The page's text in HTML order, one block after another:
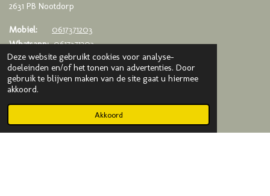
Deze website gebruikt cookies voor analyse-
doeleinden en/of het tonen van advertenties. Door
gebruik te blijven maken van de site gaat u hiermee
akkoord.
Akkoord
2631 PB Nootdorp
Mobiel:
0617371203
Whatsapp:0617371203
Email:
info@kadodijkje.nl
KVK: 75993376